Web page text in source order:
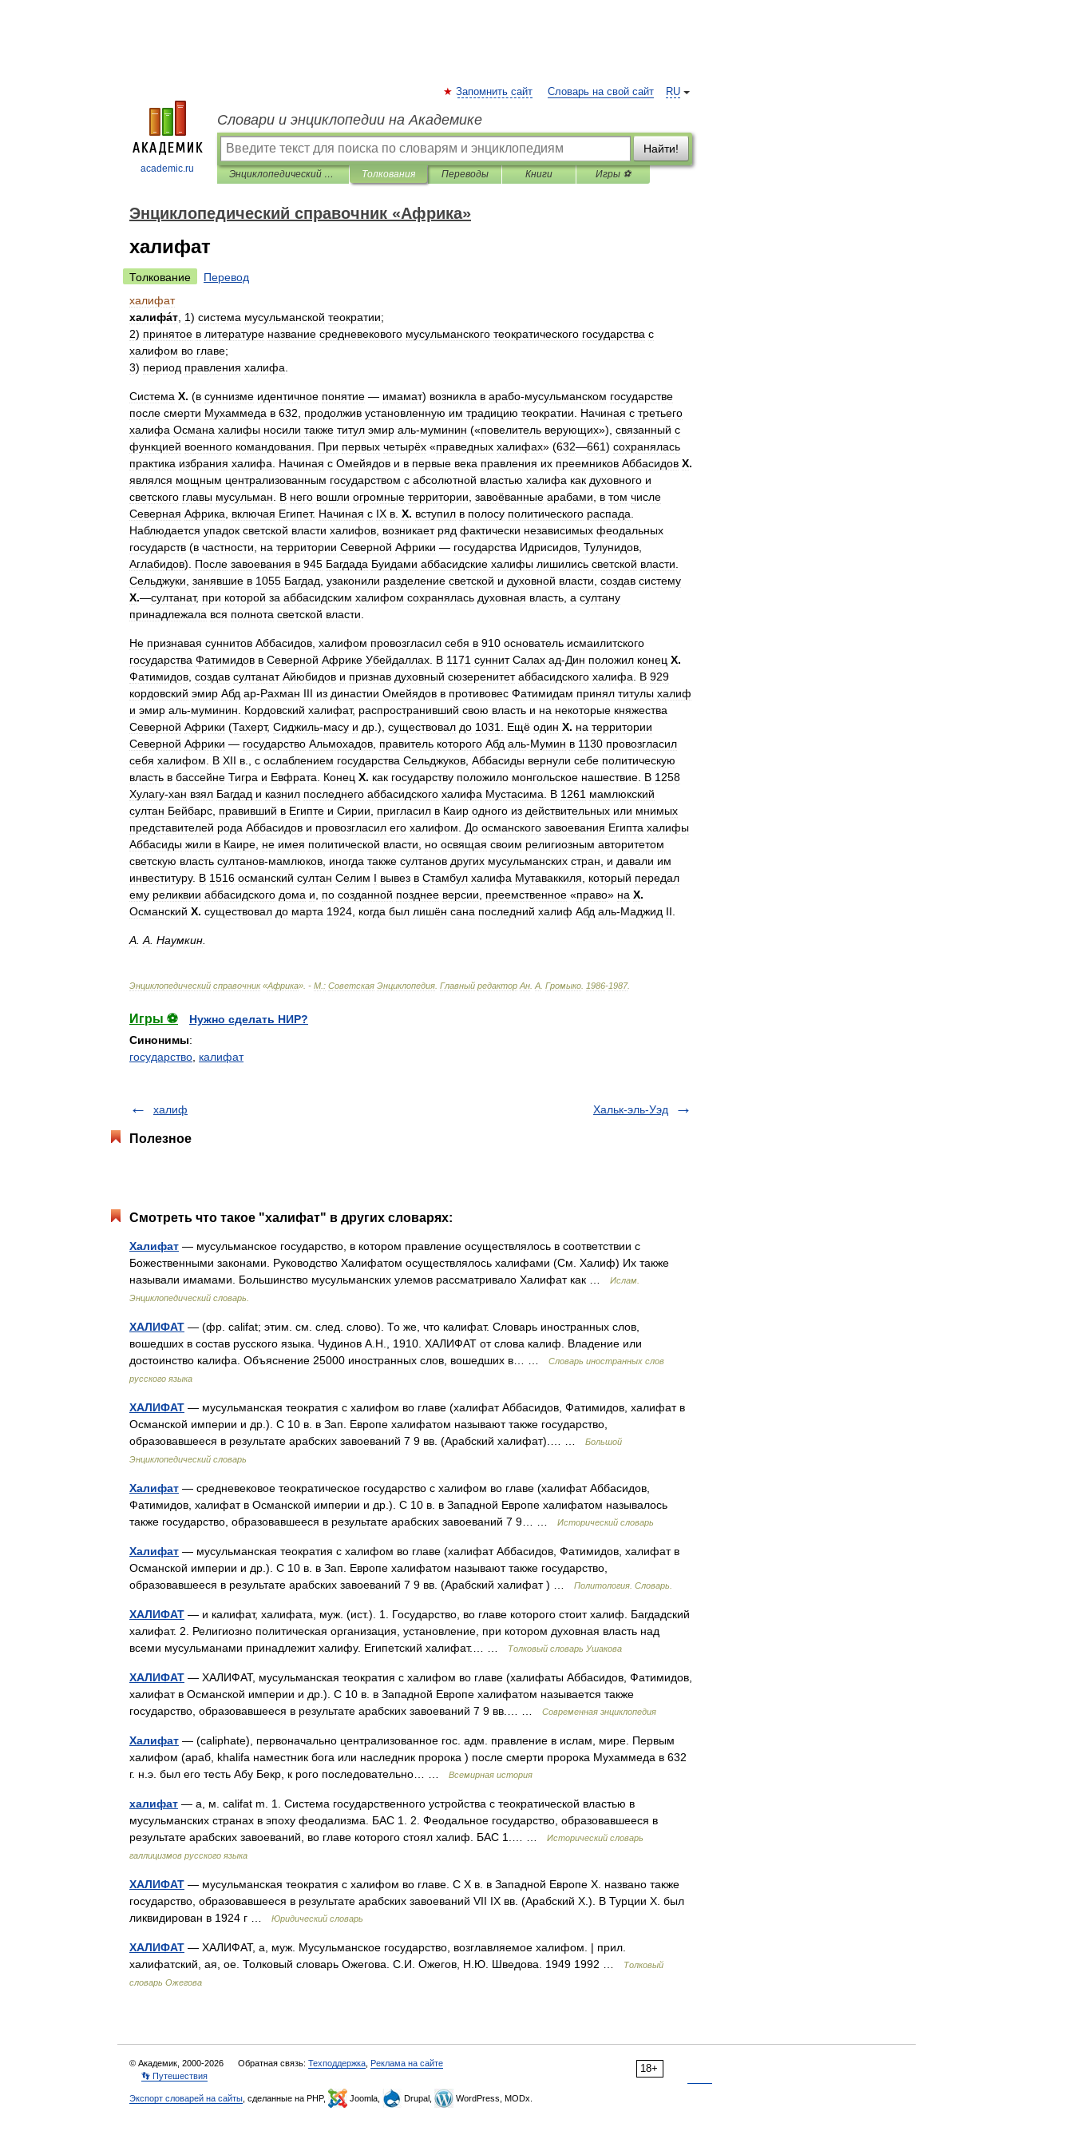
academic.ru
RU
Запомнить сайт Словарь на свой сайт
Словари и энциклопедии на Академике
Найти!
Энциклопедический справочник «Африка» Толкования Переводы Книги Игры ⚽
Энциклопедический справочник «Африка»
халифат
Толкование
Перевод
халифат
халифа́т 1) система мусульманской теократии;
2) принятое в литературе название средневекового мусульманского теократического государства с
халифом во главе;
3) период правления халифа
Система Х. (в суннизме идентичное понятие — имамат) возникла в арабо-мусульманском государстве
после смерти Мухаммеда в 632 продолжив установленную им традицию теократии Начиная с третьего
халифа Османа халифы носили также титул эмир аль-муминин («повелитель верующих»), связанный с
функцией военного командования При первых четырёх «праведных халифах» (632—661) сохранялась
практика избрания халифа Начиная с Омейядов и в первые века правления их преемников Аббасидов Х.
являлся мощным централизованным государством с абсолютной властью халифа как духовного и
светского главы мусульман В него вошли огромные территории завоёванные арабами в том числе
Северная Африка включая Египет. Начиная с IX в Х. вступил в полосу политического распада
Наблюдается упадок светской власти халифов возникает ряд фактически независимых феодальных
государств (в частности на территории Северной Африки — государства Идрисидов Тулунидов
Аглабидов). После завоевания в 945 Багдада Буидами аббасидские халифы лишились светской власти
Сельджуки занявшие в 1055 Багдад узаконили разделение светской и духовной власти создав систему
Х.—султанат, при которой за аббасидским халифом сохранялась духовная власть а султану
принадлежала вся полнота светской власти
Не признавая суннитов Аббасидов халифом провозгласил себя в 910 основатель исмаилитского
государства Фатимидов в Северной Африке Убейдаллах В 1171 суннит Салах ад-Дин положил конец Х.
Фатимидов создав султанат Айюбидов и признав духовный сюзеренитет аббасидского халифа В 929
кордовский эмир Абд ар-Рахман III из династии Омейядов в противовес Фатимидам принял титулы халиф
и эмир аль-муминин Кордовский халифат, распространивший свою власть и на некоторые княжества
Северной Африки (Тахерт, Сиджиль-масу и др .), существовал до 1031 Ещё один Х. на территории
Северной Африки — государство Альмохадов правитель которого Абд аль-Мумин в 1130 провозгласил
себя халифом В XII в с ослаблением государства Сельджуков Аббасиды вернули себе политическую
власть в бассейне Тигра и Евфрата Конец Х. как государству положило монгольское нашествие В 1258
Хулагу-хан взял Багдад и казнил последнего аббасидского халифа Мустасима В 1261 мамлюкский
султан Бейбарс правивший в Египте и Сирии пригласил в Каир одного из действительных или мнимых
представителей рода Аббасидов и провозгласил его халифом До османского завоевания Египта халифы
Аббасиды жили в Каире не имея политической власти но освящая своим религиозным авторитетом
светскую власть султанов-мамлюков иногда также султанов других мусульманских стран и давали им
инвеституру. В 1516 османский султан Селим I вывез в Стамбул халифа Мутаваккиля который передал
ему реликвии аббасидского дома и по созданной позднее версии преемственное «право» на Х.
Османский Х. существовал до марта 1924 когда был лишён сана последний халиф Абд аль-Маджид II
А А Наумкин
Энциклопедический справочник«Африка». - М : Советская Энциклопедия Главный редактор Ан А Громыко 1986-1987.
Игры ⚽
Нужно сделать НИР?
Синонимы:
государство калифат
халиф Хальк-эль-Уэд
Полезное
Смотреть что такое "халифат" в других словарях:
Халифат — мусульманское государство, в котором правление осуществлялось в соответствии с
Божественными законами. Руководство Халифатом осуществлялось халифами (См. Халиф) Их также
называли имамами. Большинство мусульманских улемов рассматривало Халифат как …
Ислам.
Энциклопедический словарь.
ХАЛИФАТ — (фр. califat; этим. см. след. слово). То же, что калифат. Словарь иностранных слов,
вошедших в состав русского языка. Чудинов А.Н., 1910. ХАЛИФАТ от слова калиф. Владение или
достоинство калифа. Объяснение 25000 иностранных слов, вошедших в… …
Словарь иностранных слов
русского языка
ХАЛИФАТ — мусульманская теократия с халифом во главе (халифат Аббасидов, Фатимидов, халифат в
Османской империи и др.). С 10 в. в Зап. Европе халифатом называют также государство,
образовавшееся в результате арабских завоеваний 7 9 вв. (Арабский халифат).… …
Большой
Энциклопедический словарь
Халифат — средневековое теократическое государство с халифом во главе (халифат Аббасидов,
Фатимидов, халифат в Османской империи и др.). С 10 в. в Западной Европе халифатом называлось
также государство, образовавшееся в результате арабских завоеваний 7 9… …
Исторический словарь
Халифат — мусульманская теократия с халифом во главе (халифат Аббасидов, Фатимидов, халифат в
Османской империи и др.). С 10 в. в Зап. Европе халифатом называют также государство,
образовавшееся в результате арабских завоеваний 7 9 вв. (Арабский халифат ) …
Политология. Словарь.
ХАЛИФАТ — и калифат, халифата, муж. (ист.). 1. Государство, во главе которого стоит халиф. Багдадский
халифат. 2. Религиозно политическая организация, установление, при котором духовная власть над
всеми мусульманами принадлежит халифу. Египетский халифат.… …
Толковый словарь Ушакова
ХАЛИФАТ — ХАЛИФАТ, мусульманская теократия с халифом во главе (халифаты Аббасидов, Фатимидов,
халифат в Османской империи и др.). С 10 в. в Западной Европе халифатом называется также
государство, образовавшееся в результате арабских завоеваний 7 9 вв.… …
Современная энциклопедия
Халифат — (caliphate), первоначально централизованное гос. адм. правление в ислам, мире. Первым
халифом (араб, khalifa наместник бога или наследник пророка ) после смерти пророка Мухаммеда в 632
г. н.э. был его тесть Абу Бекр, к рого последовательно… …
Всемирная история
халифат — а, м. califat m. 1. Система государственного устройства с теократической властью в
мусульманских странах в эпоху феодализма. БАС 1. 2. Феодальное государство, образовавшееся в
результате арабских завоеваний, во главе которого стоял халиф. БАС 1.… …
Исторический словарь
галлицизмов русского языка
ХАЛИФАТ — мусульманская теократия с халифом во главе. С Х в. в Западной Европе X. названо также
государство, образовавшееся в результате арабских завоеваний VII IX вв. (Арабский X.). В Турции X. был
ликвидирован в 1924 г …
Юридический словарь
ХАЛИФАТ — ХАЛИФАТ, а, муж. Мусульманское государство, возглавляемое халифом. | прил.
халифатский, ая, ое. Толковый словарь Ожегова. С.И. Ожегов, Н.Ю. Шведова. 1949 1992 …
Толковый
словарь Ожегова
18+
© Академик, 2000-2026 Обратная связь: Техподдержка Реклама на сайте
👣 Путешествия
Экспорт словарей на сайты , сделанные на PHP, Joomla, Drupal, WordPress, MODx.